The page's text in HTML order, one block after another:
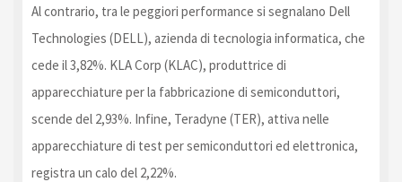
Al contrario, tra le peggiori performance si segnalano Dell
Technologies (DELL), azienda di tecnologia informatica, che
cede il 3,82%. KLA Corp (KLAC), produttrice di
apparecchiature per la fabbricazione di semiconduttori,
scende del 2,93%. Infine, Teradyne (TER), attiva nelle
apparecchiature di test per semiconduttori ed elettronica,
registra un calo del 2,22%.